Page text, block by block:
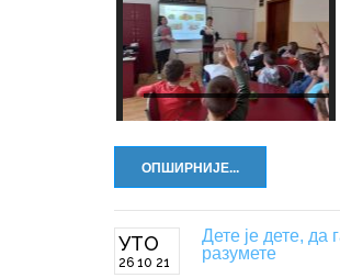
ОПШИРНИЈЕ...
УТО
26 10 21
Дете је дете, да
разумете